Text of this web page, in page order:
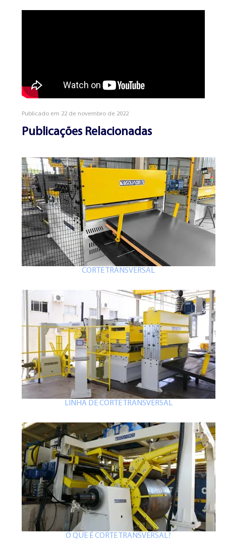
Publicado em 22de novembrode 2022
Publicações Relacionadas
CORTE TRANSVERSAL
LINHA DE CORTE TRANSVERSAL
O QUE É CORTE TRANSVERSAL?